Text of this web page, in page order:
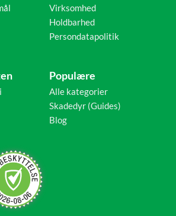
Virksomhed
Holdbarhed
Persondatapolitik
Populære
Alle kategorier
Skadedyr (Guides)
Blog